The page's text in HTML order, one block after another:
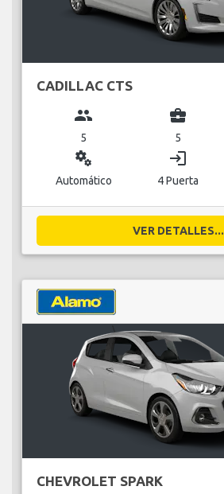
CADILLAC CTS
group
5
business_center
5
miscellaneous_services
Automático
login
4 Puerta
VER DETALLES...
CHEVROLET SPARK